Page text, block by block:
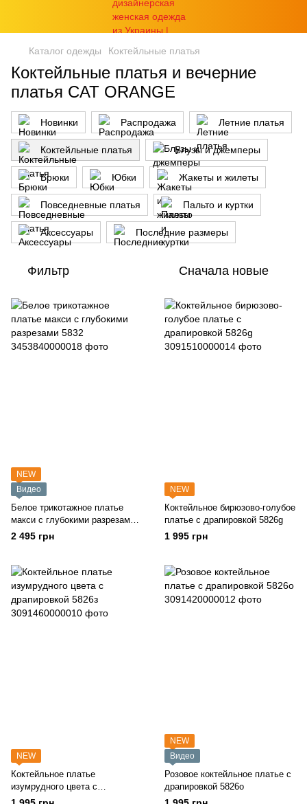
Каталог одежды Коктейльные платья
Коктейльные платья и вечерние
платья CAT ORANGE
Новинки Распродажа Летние платья
Коктейльные платья Блузы и джемперы
Брюки Юбки Жакеты и жилеты
Повседневные платья Пальто и куртки
Аксессуары Последние размеры
Фильтр Сначала новые
NEW
Видео
Белое трикотажное платье
макси с глубокими разрезами
5832
2 495 грн
NEW
Коктейльное бирюзово-голубое
платье с драпировкой 5826g
1 995 грн
NEW
Коктейльное платье
изумрудного цвета с
драпировкой 5826з
NEW
Видео
Розовое коктейльное платье с
драпировкой 5826о